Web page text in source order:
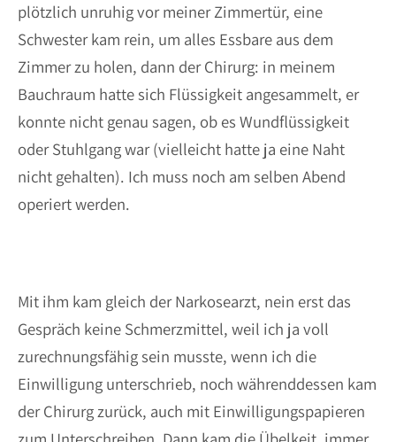
plötzlich unruhig vor meiner Zimmertür, eine
Schwester kam rein, um alles Essbare aus dem
Zimmer zu holen, dann der Chirurg: in meinem
Bauchraum hatte sich Flüssigkeit angesammelt, er
konnte nicht genau sagen, ob es Wundflüssigkeit
oder Stuhlgang war (vielleicht hatte ja eine Naht
nicht gehalten). Ich muss noch am selben Abend
operiert werden.
Mit ihm kam gleich der Narkosearzt, nein erst das
Gespräch keine Schmerzmittel, weil ich ja voll
zurechnungsfähig sein musste, wenn ich die
Einwilligung unterschrieb, noch währenddessen kam
der Chirurg zurück, auch mit Einwilligungspapieren